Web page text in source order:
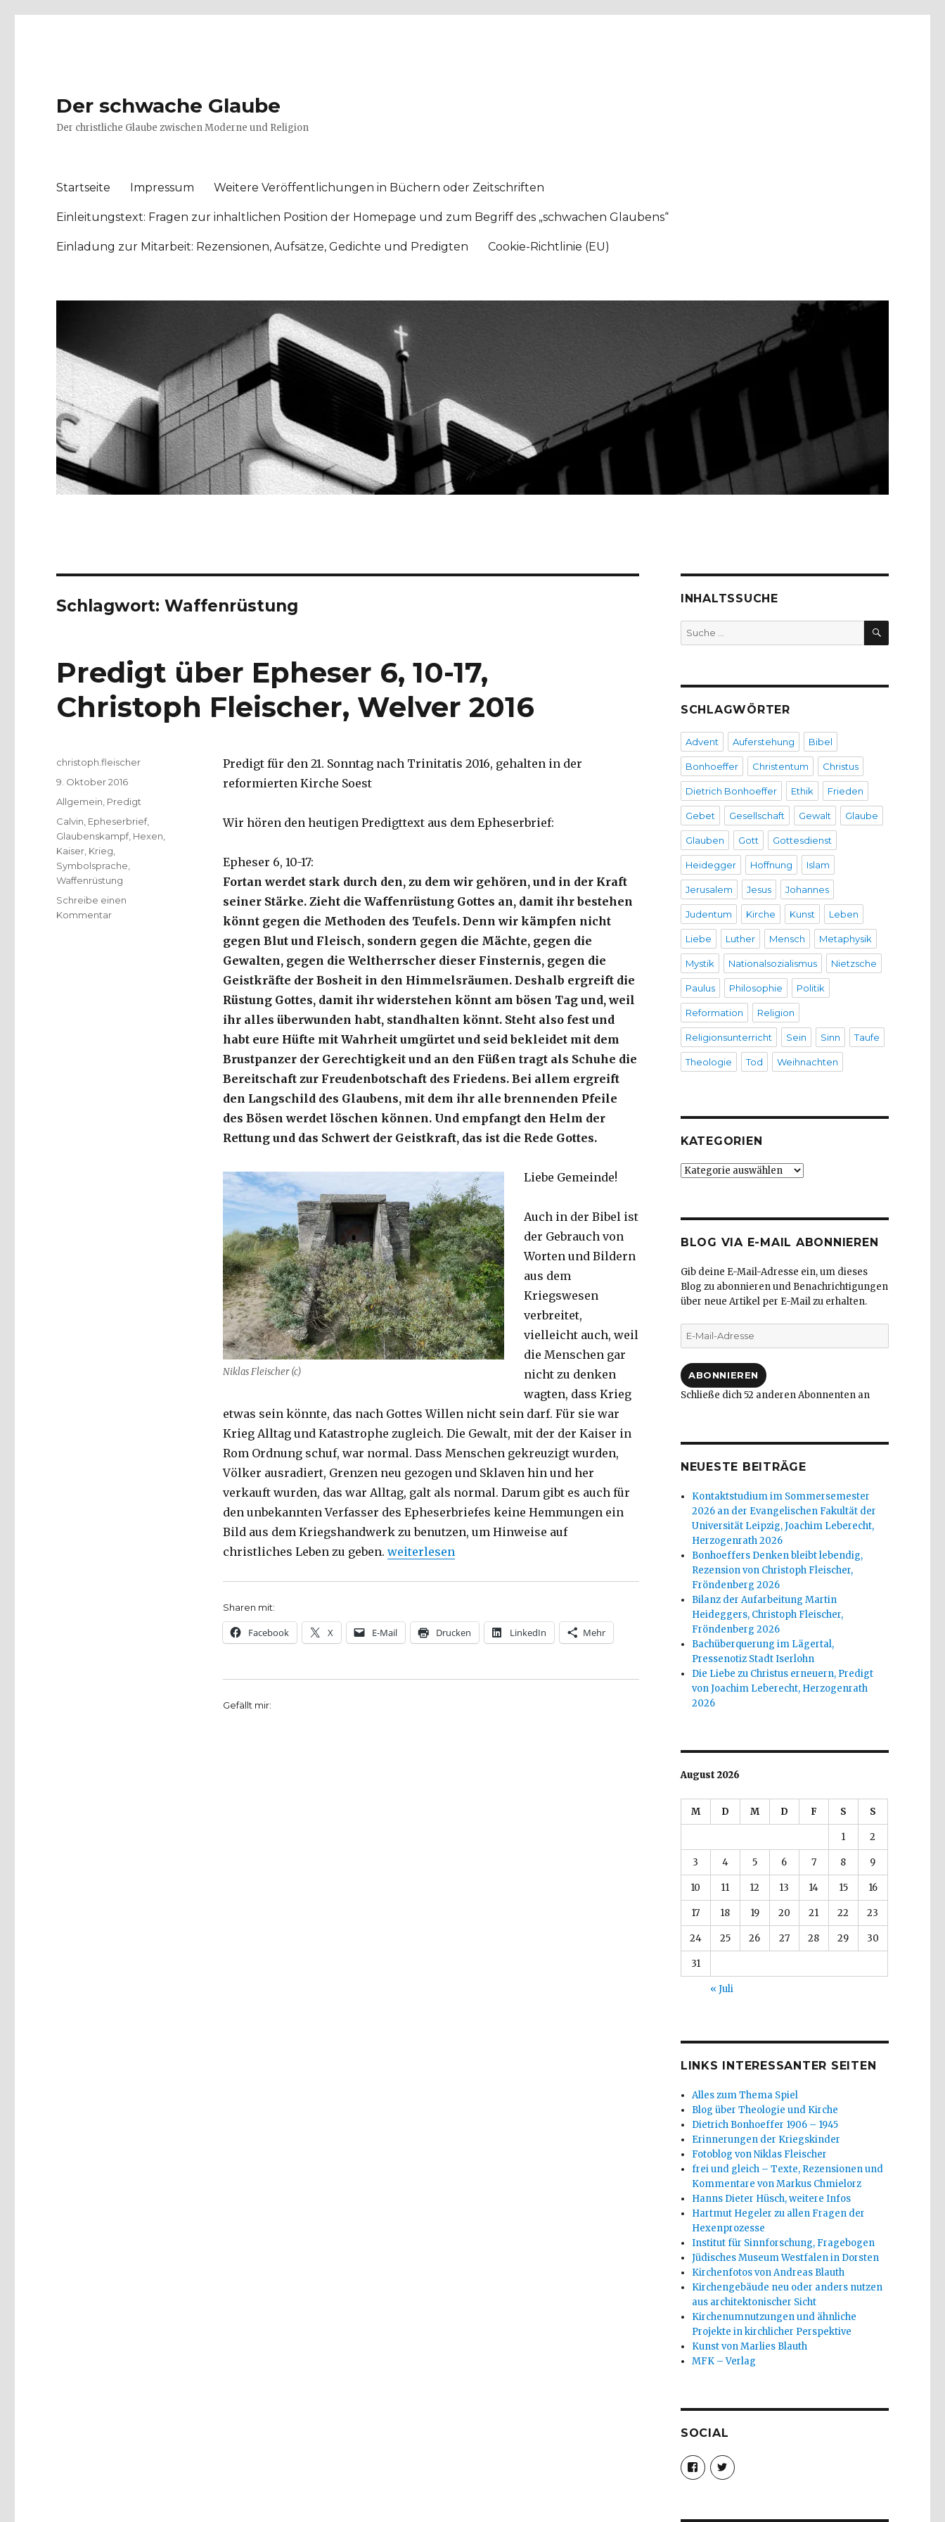
Der schwache Glaube
Der christliche Glaube zwischen Moderne und Religion
Startseite Impressum Weitere Veröffentlichungen in Büchern oder Zeitschriften
Einleitungstext: Fragen zur inhaltlichen Position der Homepage und zum Begriff des „schwachen Glaubens“
Einladung zur Mitarbeit: Rezensionen, Aufsätze, Gedichte und Predigten Cookie-Richtlinie (EU)
Schlagwort:Waffenrüstung
Predigt über Epheser 6, 10-17,
Christoph Fleischer, Welver 2016
Predigt für den 21. Sonntag nach Trinitatis 2016, gehalten in der
reformierten Kirche Soest
Wir hören den heutigen Predigttext aus dem Epheserbrief:
Epheser 6, 10-17:
Fortan werdet stark durch den, zu dem wir gehören, und in der Kraft
seiner Stärke. Zieht die Waffenrüstung Gottes an, damit ihr bestehen
könnt gegen die Methoden des Teufels. Denn wir kämpfen nicht
gegen Blut und Fleisch, sondern gegen die Mächte, gegen die
Gewalten, gegen die Weltherrscher dieser Finsternis, gegen die
Geistkräfte der Bosheit in den Himmelsräumen. Deshalb ergreift die
Rüstung Gottes, damit ihr widerstehen könnt am bösen Tag und, weil
ihr alles überwunden habt, standhalten könnt. Steht also fest und
habt eure Hüfte mit Wahrheit umgürtet und seid bekleidet mit dem
Brustpanzer der Gerechtigkeit und an den Füßen tragt als Schuhe die
Bereitschaft zur Freudenbotschaft des Friedens. Bei allem ergreift
den Langschild des Glaubens, mit dem ihr alle brennenden Pfeile
des Bösen werdet löschen können. Und empfangt den Helm der
Rettung und das Schwert der Geistkraft, das ist die Rede Gottes.
Niklas Fleischer (c)
Liebe Gemeinde!
Auch in der Bibel ist
der Gebrauch von
Worten und Bildern
aus dem
Kriegswesen
verbreitet,
vielleicht auch, weil
die Menschen gar
nicht zu denken
wagten, dass Krieg
etwas sein könnte, das nach Gottes Willen nicht sein darf. Für sie war
Krieg Alltag und Katastrophe zugleich. Die Gewalt, mit der der Kaiser in
Rom Ordnung schuf, war normal. Dass Menschen gekreuzigt wurden,
Völker ausradiert, Grenzen neu gezogen und Sklaven hin und her
verkauft wurden, das war Alltag, galt als normal. Darum gibt es auch für
den unbekannten Verfasser des Epheserbriefes keine Hemmungen ein
Bild aus dem Kriegshandwerk zu benutzen, um Hinweise auf
christliches Leben zu geben. „Predigt über Epheser 6, 10-17, Christoph Fleischer, Welver 2016“
weiterlesen
Sharen mit:
Facebook X E-Mail Drucken LinkedIn Mehr
Gefällt mir:
Autor
christoph.fleischer
Veröffentlicht
am
9. Oktober 2016
Kategorien
Allgemein Predigt
Schlagwörter
Calvin Epheserbrief,
Glaubenskampf, Hexen
Kaiser Krieg
Symbolsprache
Waffenrüstung
Schreibe einen
Kommentarzu
INHALTSSUCHE
Suche
nach:
SUCHEN
SCHLAGWÖRTER
Advent Auferstehung Bibel
Bonhoeffer Christentum Christus
Dietrich Bonhoeffer Ethik Frieden
Gebet Gesellschaft Gewalt Glaube
Glauben Gott Gottesdienst
Heidegger Hoffnung Islam
Jerusalem Jesus Johannes
Judentum Kirche Kunst Leben
Liebe Luther Mensch Metaphysik
Mystik Nationalsozialismus Nietzsche
Paulus Philosophie Politik
Reformation Religion
Religionsunterricht Sein Sinn Taufe
Theologie Tod Weihnachten
KATEGORIEN
Kategorien
BLOG VIA E-MAIL ABONNIEREN
Gib deine E-Mail-Adresse ein, um dieses
Blog zu abonnieren und Benachrichtigungen
über neue Artikel per E-Mail zu erhalten.
E-
Mail-
ABONNIEREN
Schließe dich 52 anderen Abonnenten an
NEUESTE BEITRÄGE
Kontaktstudium im Sommersemester
2026 an der Evangelischen Fakultät der
Universität Leipzig, Joachim Leberecht,
Herzogenrath 2026
Bonhoeffers Denken bleibt lebendig,
Rezension von Christoph Fleischer,
Fröndenberg 2026
Bilanz der Aufarbeitung Martin
Heideggers, Christoph Fleischer,
Fröndenberg 2026
Bachüberquerung im Lägertal,
Pressenotiz Stadt Iserlohn
Die Liebe zu Christus erneuern, Predigt
von Joachim Leberecht, Herzogenrath
2026
August 2026
M D M D F S S
1 2
3 4 5 6 7 8 9
10 11 12 13 14 15 16
17 18 19 20 21 22 23
24 25 26 27 28 29 30
31
« Juli
LINKS INTERESSANTER SEITEN
Alles zum Thema Spiel
Blog über Theologie und Kirche
Dietrich Bonhoeffer 1906 – 1945
Erinnerungen der Kriegskinder
Fotoblog von Niklas Fleischer
frei und gleich – Texte, Rezensionen und
Kommentare von Markus Chmielorz
Hanns Dieter Hüsch, weitere Infos
Hartmut Hegeler zu allen Fragen der
Hexenprozesse
Institut für Sinnforschung, Fragebogen
Jüdisches Museum Westfalen in Dorsten
Kirchenfotos von Andreas Blauth
Kirchengebäude neu oder anders nutzen
aus architektonischer Sicht
Kirchenumnutzungen und ähnliche
Projekte in kirchlicher Perspektive
Kunst von Marlies Blauth
MFK – Verlag
SOCIAL
Profil
von
christoph.fleischer1
anzeigen
Profil
von
anzeigen